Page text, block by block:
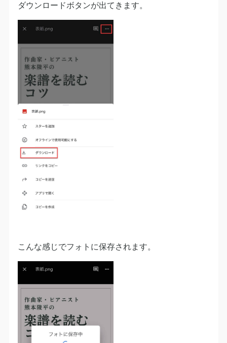
ダウンロードボタンが出てきます。
こんな感じでフォトに保存されます。